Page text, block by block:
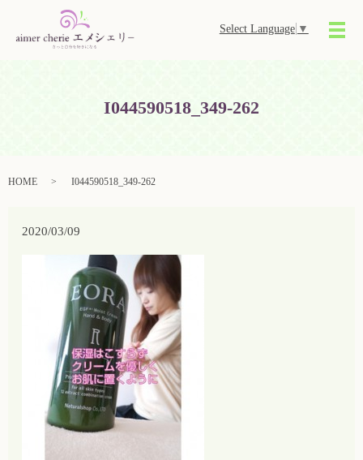
Select Language ▼
メ
I044590518_349-262
HOME I044590518_349-262
2020/03/09